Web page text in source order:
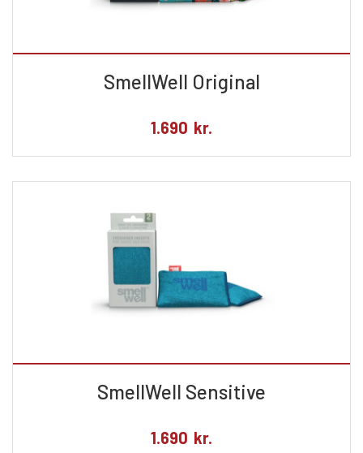
SmellWell Original
1.690 kr.
SmellWell Sensitive
1.690 kr.